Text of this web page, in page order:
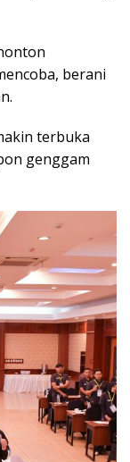
berani
terbuka
genggam